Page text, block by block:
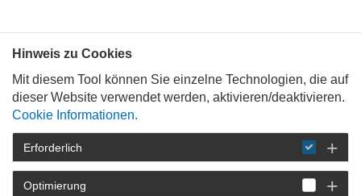
STARTSEITE
REFORMATION & ARCHITEKTUR
AKTUELLES
Hinweis zu Cookies
Mit diesem Tool können Sie einzelne Technologien, die auf
dieser Website verwendet werden, aktivieren/deaktivieren.
Cookie Informationen.
Erforderlich
Optimierung